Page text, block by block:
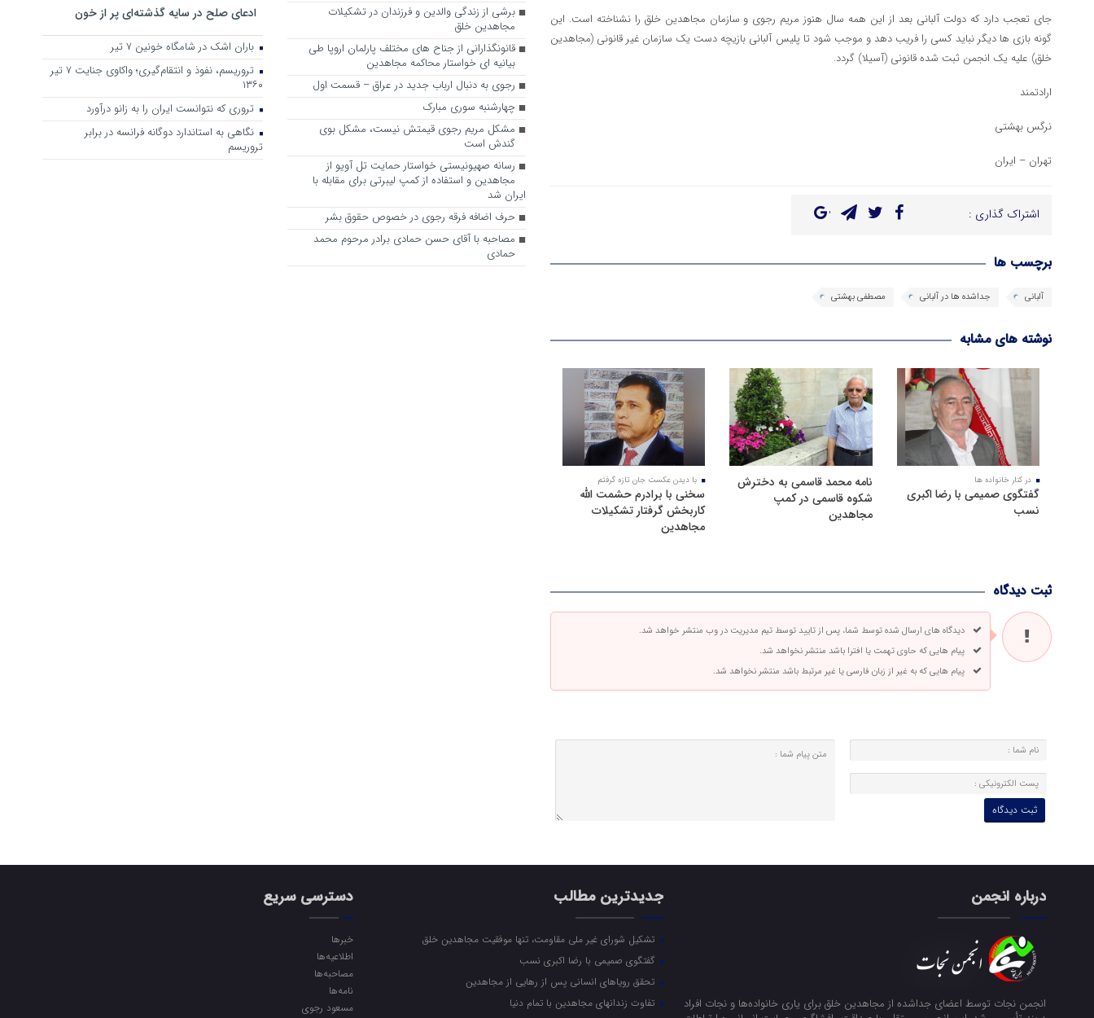
جای تعجب دارد که دولت آلبانی بعد از این همه سال هنوز مریم رجوی و سازمان مجاهدین خلق را نشناخته است. این
گونه بازی ها دیگر نباید کسی را فریب دهد و موجب شود تا پلیس آلبانی بازیچه دست یک سازمان غیر قانونی (مجاهدین
خلق) علیه یک انجمن ثبت شده قانونی (آسیلا) گردد.
ارادتمند
نرگس بهشتی
تهران – ایران
اشتراک گذاری :
برچسب ها
آلبانی جداشده ها در آلبانی مصطفی بهشتی
نوشته های مشابه
در کنار خانواده ها
گفتگوی صمیمی با رضا اکبری
نسب
نامه محمد قاسمی به دخترش
شکوه قاسمی در کمپ
مجاهدین
با دیدن عکست جان تازه گرفتم
سخنی با برادرم حشمت الله
کاربخش گرفتار تشکیلات
مجاهدین
ثبت دیدگاه
دیدگاه های ارسال شده توسط شما، پس از تایید توسط تیم مدیریت در وب منتشر خواهد شد.
پیام هایی که حاوی تهمت یا افترا باشد منتشر نخواهد شد.
پیام هایی که به غیر از زبان فارسی یا غیر مرتبط باشد منتشر نخواهد شد.
برشی از زندگی والدین و فرزندان در تشکیلات
مجاهدین خلق
قانونگذارانی از جناح های مختلف پارلمان اروپا طی
بیانیه ای خواستار محاکمه مجاهدین
رجوی به دنبال ارباب جدید در عراق – قسمت اول
چهارشنبه سوری مبارک
مشکل مریم رجوی قیمتش نیست، مشکل بوی
گندش است
رسانه صهیونیستی خواستار حمایت تل آویو از
مجاهدین و استفاده از کمپ لیبرتی برای مقابله با
ایران شد
حرف اضافه فرقه رجوی در خصوص حقوق بشر
مصاحبه با آقای حسن حمادی برادر مرحوم محمد
حمادی
ادعای صلح در سایه گذشته‌ای پر از خون
باران اشک در شامگاه خونین 7 تیر
تروریسم، نفوذ و انتقام‌گیری؛ واکاوی جنایت ۷ تیر
۱۳۶۰
تروری که نتوانست ایران را به زانو درآورد
نگاهی به استاندارد دوگانه فرانسه در برابر
تروریسم
درباره انجمن
انجمن نجات توسط اعضای جداشده از مجاهدین خلق برای یاری خانواده‌ها و نجات افراد
جدیدترین مطالب
تشکیل شورای غیر ملی مقاومت، تنها موفقیت مجاهدین خلق
گفتگوی صمیمی با رضا اکبری نسب
تحقق رویاهای انسانی پس از رهایی از مجاهدین
تفاوت زندانهای مجاهدین با تمام دنیا
دسترسی سریع
خبرها
اطلاعیه‌ها
مصاحبه‌ها
نامه‌ها
مسعود رجوی